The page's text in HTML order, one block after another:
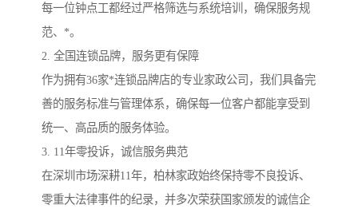
每一位钟点工都经过严格筛选与系统培训，确保服务规
范、*。
2. 全国连锁品牌，服务更有保障
作为拥有36家*连锁品牌店的专业家政公司，我们具备完
善的服务标准与管理体系，确保每一位客户都能享受到
统一、高品质的服务体验。
3. 11年零投诉，诚信服务典范
在深圳市场深耕11年，柏林家政始终保持零不良投诉、
零重大法律事件的纪录，并多次荣获国家颁发的诚信企